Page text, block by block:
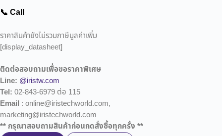
📞 Call
ราคาสินค้ายังไม่รวมภาษีมูลค่าเพิ่ม
[display_datasheet]
ติดต่อสอบถามเพื่อขอราคาพิเศษ
Line: @iristw.com
Tel: 02-843-6979 ต่อ 115
Email : online@iristechworld.com,
marketing@iristechworld.com
** กรุณาสอบถามสินค้าก่อนกดสั่งซื้อทุกครั้ง **